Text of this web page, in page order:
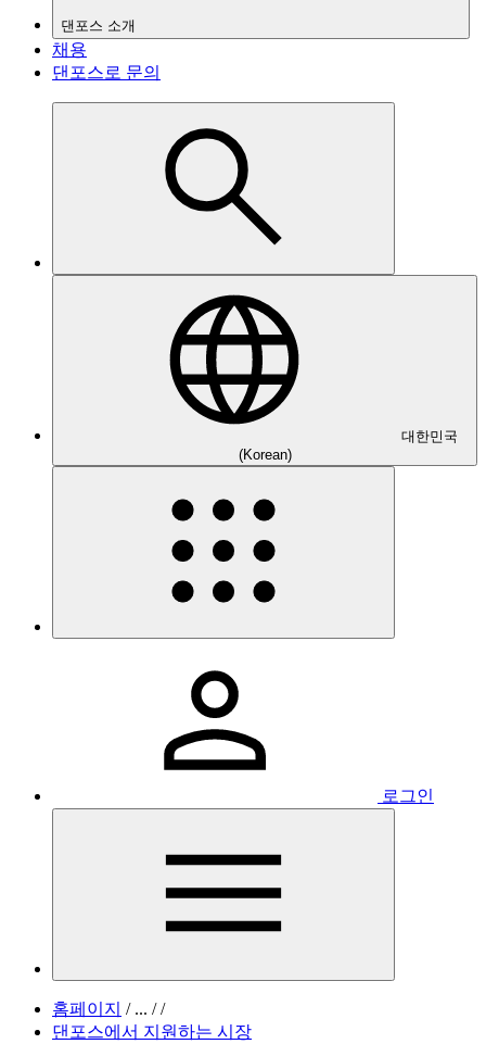
댄포스 소개
채용
댄포스로 문의
대한민국
(Korean)
로그인
홈페이지 /... / /
댄포스에서 지원하는 시장